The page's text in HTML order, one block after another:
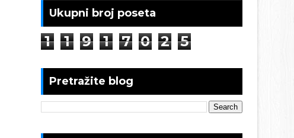
Ukupni broj poseta
1 1 9 1 7 0 2 5
Pretražite blog